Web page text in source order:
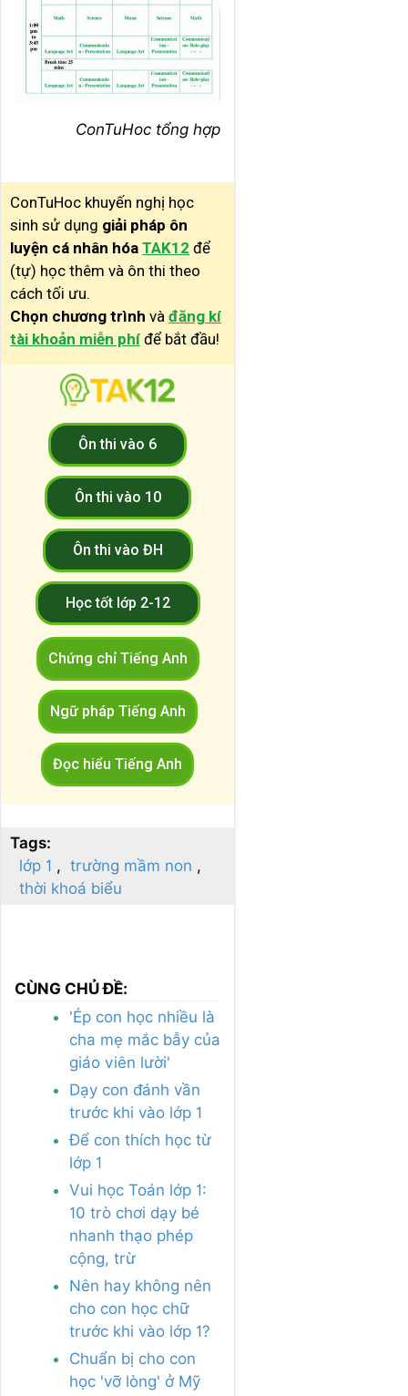
ConTuHoc tổng hợp
ConTuHoc khuyến nghị học
sinh sử dụng giải pháp ôn
luyện cá nhân hóa TAK12 để
(tự) học thêm và ôn thi theo
cách tối ưu.
Chọn chương trình và đăng kí
tài khoản miễn phí để bắt đầu!
Ôn thi vào 6
Ôn thi vào 10
Ôn thi vào ĐH
Học tốt lớp 2-12
Chứng chỉ Tiếng Anh
Ngữ pháp Tiếng Anh
Đọc hiểu Tiếng Anh
Tags:
lớp 1
trường mầm non
thời khoá biểu
CÙNG CHỦ ĐỀ:
'Ép con học nhiều là
cha mẹ mắc bẫy của
giáo viên lười'
Dạy con đánh vần
trước khi vào lớp 1
Để con thích học từ
lớp 1
Vui học Toán lớp 1:
10 trò chơi dạy bé
nhanh thạo phép
cộng, trừ
Nên hay không nên
cho con học chữ
trước khi vào lớp 1?
Chuẩn bị cho con
học 'vỡ lòng' ở Mỹ